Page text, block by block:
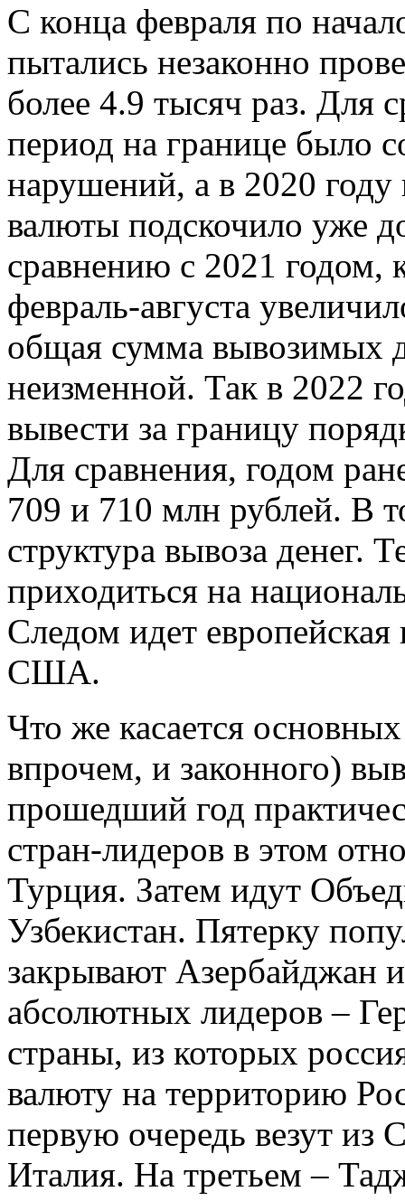
С конца февраля по
пытались незаконно
более 4.9 тысяч раз. Для
период на границе было
нарушений, а в 2020 году
валюты подскочило уже
сравнению с 2021 годом,
февраль-августа
общая сумма вывозимых
неизменной. Так в 2022
вывести за границу
Для сравнения, годом
709 и 710 млн рублей. В
структура вывоза денег.
приходиться на
Следом идет
США.
Что же касается
впрочем, и законного)
прошедший год
стран-лидеров в этом
Турция. Затем идут
Узбекистан. Пятерку
закрывают Азербайджан
абсолютных лидеров –
страны, из которых
валюту на территорию
первую очередь везут
Италия. На третьем –